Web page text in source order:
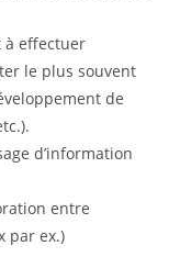
à effectuer
le plus souvent
de
d’information
entre
par ex.)